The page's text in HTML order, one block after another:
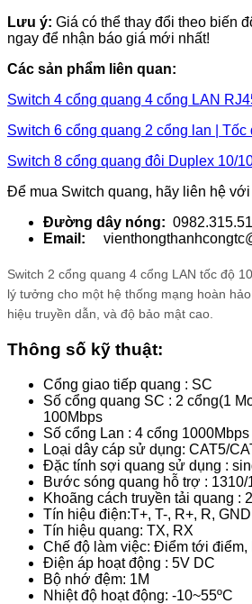
Lưu ý: Giá có thể thay đổi theo biến
ngay để nhận báo giá mới nhất!
Các sản phẩm liên quan:
Switch 4 cổng quang 4 cổng LAN
Switch 6 cổng quang 2 cổng lan | Tốc
Switch 8 cổng quang đôi Duplex 10/
Để mua Switch quang, hãy liên hệ
Đường dây nóng:
Email:
Switch 2 cổng quang 4 cổng LAN tốc độ
lý tưởng cho một hệ thống mạng hoàn
hiệu truyền dẫn, và độ bảo mật cao.
Thông số kỹ thuật:
Cổng giao tiếp quang : SC
Số cổng quang SC : 2 cổng(1
100Mbps
Số cổng Lan : 4 cổng 1000Mbps
Loại dây cáp sử dụng: CAT5/
Đặc tính sợi quang sử dụng :
Bước sóng quang hỗ trợ : 1310/
Khoãng cách truyền tải quang :
Tín hiệu điện:T+, T-, R+, R, GND
Tín hiệu quang: TX, RX
Chế độ làm việc: Điểm tới
Điện áp hoạt động : 5V DC
Bộ nhớ đệm: 1M
Nhiệt độ hoạt động: -10~55ºC